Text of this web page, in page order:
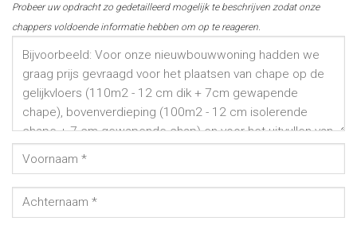
Probeer uw opdracht zo gedetailleerd mogelijk te beschrijven zodat onze
chappers voldoende informatie hebben om op te reageren.